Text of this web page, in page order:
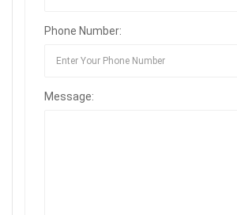
Phone Number:
Message: